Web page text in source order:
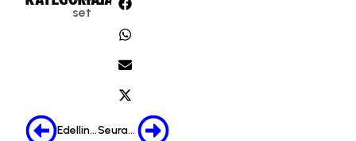
set
Edellinen Seuraava